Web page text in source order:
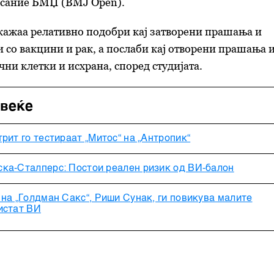
релативно подобри кај затворени прашања и
вакцини и рак, а послаби кај отворени прашања
клетки и исхрана, според студијата.
го тестираат „Митос“ на „Антропик“
Сталперс: Постои реален ризик од ВИ-балон
„Голдман Сакс“, Риши Сунак, ги повикува малите
ВИ